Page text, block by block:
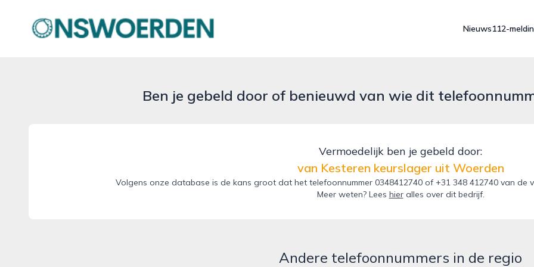
onswoerden.nl
Nieuws112-
Ben je gebeld door of benieuwd van wie dit
Vermoedelijk ben je gebeld door:
van Kesteren keurslager uit Woerden
Volgens onze database is de kans groot dat het telefoonnummer 0348412740 of +31 348 412740 van de
Meer weten? Lees hieralles over dit bedrijf.
Andere telefoonnummers in de regio